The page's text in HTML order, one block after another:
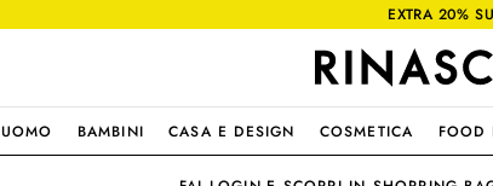
EXTRA 20%
UOMO BAMBINI CASA E DESIGN COSMETICA FOOD